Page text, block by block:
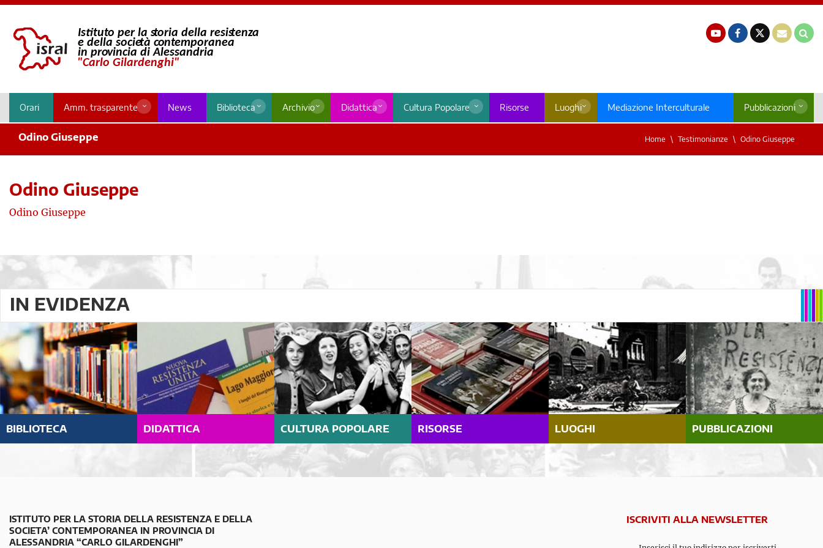
Orari Amm. trasparente News Biblioteca Archivio Didattica Cultura Popolare Risorse Luoghi Mediazione Interculturale Pubblicazioni
Odino Giuseppe Home Testimonianze Odino Giuseppe
Odino Giuseppe
Odino Giuseppe
IN EVIDENZA
BIBLIOTECA DIDATTICA CULTURA POPOLARE RISORSE LUOGHI PUBBLICAZIONI
ISTITUTO PER LA STORIA DELLA RESISTENZA E DELLA
SOCIETA’ CONTEMPORANEA IN PROVINCIA DI
ALESSANDRIA “CARLO GILARDENGHI”
ISCRIVITI ALLA NEWSLETTER